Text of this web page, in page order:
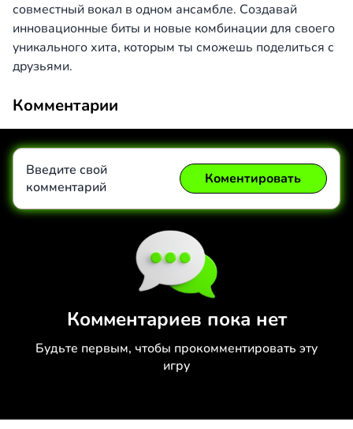
совместный вокал в одном ансамбле. Создавай
инновационные биты и новые комбинации для своего
уникального хита, которым ты сможешь поделиться с
друзьями.
Комментарии
Комментариев пока нет
Будьте первым, чтобы прокомментировать эту
игру
Введите свой
комментарий
Коментировать
Коментировать